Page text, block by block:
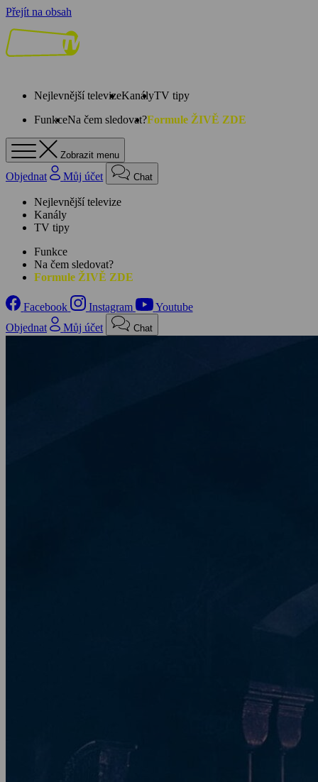
Přejít na obsah
Nejlevnější televizeKanályTV tipy
FunkceNa čem sledovat?Formule ŽIVĚ ZDE
Zobrazit menu
Objednat Můj účet Chat
Nejlevnější televize
Kanály
TV tipy
Funkce
Na čem sledovat?
Formule ŽIVĚ ZDE
Facebook Instagram
Youtube
Objednat
Můj účet Chat